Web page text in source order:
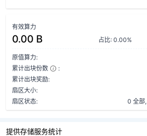
有效算力
0.00 B 占比: 0.00%
原值算力:
累计出块份数
:
累计出块奖励:
扇区大小:
扇区状态:
0 全部,
提供存储服务统计